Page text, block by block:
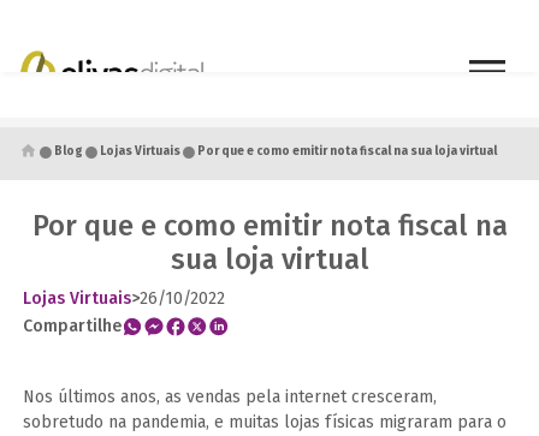
● Blog ● Lojas Virtuais● Por que e como emitir nota fiscal na sua loja virtual
Por que e como emitir nota fiscal na
sua loja virtual
Lojas Virtuais>26/10/2022
Compartilhe
Nos últimos anos, as vendas pela internet cresceram,
sobretudo na pandemia, e muitas lojas físicas migraram para o